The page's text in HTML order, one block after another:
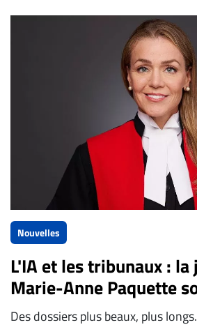
Bien à vous,
La Rédaction de Droit-inc.com
Nouvelles
L'IA et les tribunaux : la
Marie-Anne Paquette
Des dossiers plus beaux, plus